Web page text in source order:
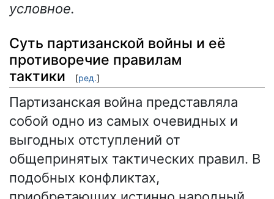
условное.
Суть партизанской войны и её
противоречие правилам
тактики
[ред.]
Партизанская война представляла
собой одно из самых очевидных и
выгодных отступлений от
общепринятых тактических правил. В
подобных конфликтах,